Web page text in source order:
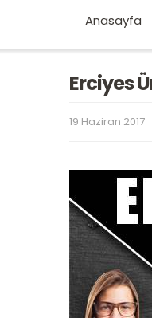
Anasayfa
Erciyes
19 Haziran 2017